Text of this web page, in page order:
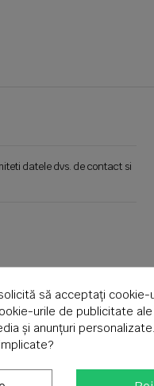
datele dvs. de contact si
să acceptați
urile de publicitate
și anunțuri